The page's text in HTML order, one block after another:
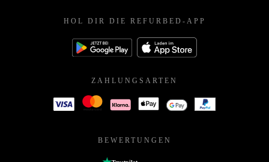
HOL DIR DIE REFURBED-APP
ZAHLUNGSARTEN
BEWERTUNGEN